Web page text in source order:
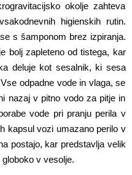
okolje zahteva
higienskih rutin.
s šamponom brez izpiranja.
bolj zapleteno od tistega, kar
deluje kot sesalnik, ki sesa
odpadne vode in vlaga, se
nazaj v pitno vodo za pitje in
vode pri pranju perila v
kapsul vozi umazano perilo v
postajo, kar predstavlja velik
v vesolje.